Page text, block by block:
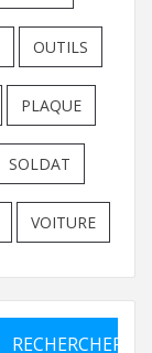
OUTILS
PLAQUE
SOLDAT
VOITURE